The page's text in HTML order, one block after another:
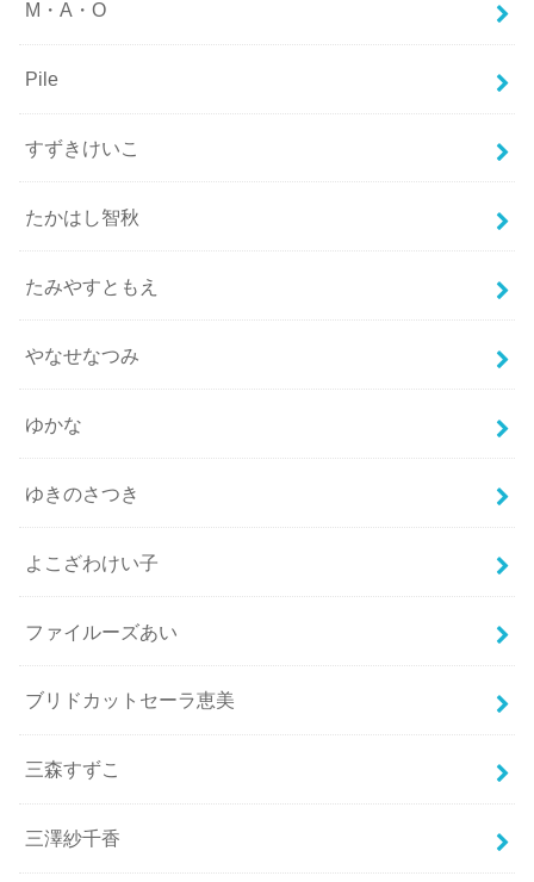
M・A・O
Pile
すずきけいこ
たかはし智秋
たみやすともえ
やなせなつみ
ゆかな
ゆきのさつき
よこざわけい子
ファイルーズあい
ブリドカットセーラ恵美
三森すずこ
三澤紗千香